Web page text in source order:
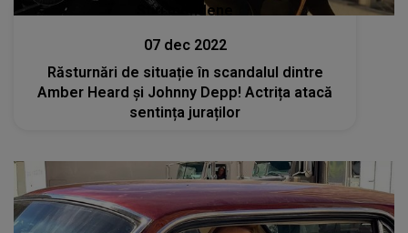
Stiri mondene
07 dec 2022
Răsturnări de situație în scandalul dintre
Amber Heard și Johnny Depp! Actrița atacă
sentința juraților